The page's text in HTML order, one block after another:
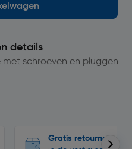
details
schroeven en pluggen
Gratis retourneren